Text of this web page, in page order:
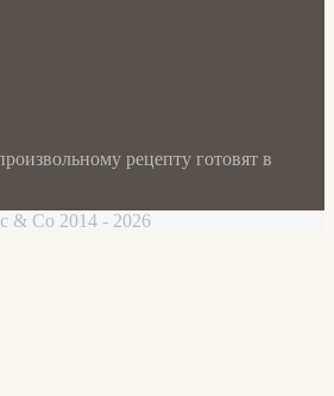
рецепту готовят в
& Co 2014 - 2026